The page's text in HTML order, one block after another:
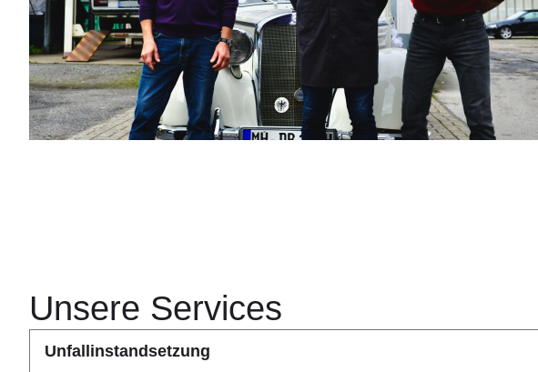
Unsere Services
Unfallinstandsetzung